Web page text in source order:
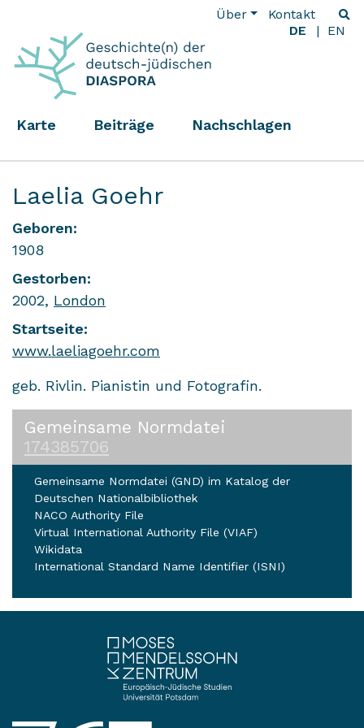
Über
Kontakt
DE
EN
Karte Beiträge Nachschlagen
Laelia Goehr
Geboren:
1908
Gestorben:
2002, London
Startseite:
www.laeliagoehr.com
geb. Rivlin. Pianistin und Fotografin.
Gemeinsame Normdatei
174385706
Gemeinsame Normdatei (GND) im Katalog der
Deutschen Nationalbibliothek
NACO Authority File
Virtual International Authority File (VIAF)
Wikidata
International Standard Name Identifier (ISNI)